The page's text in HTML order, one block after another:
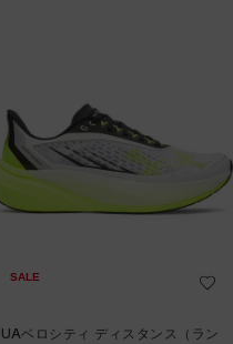
SALE
UAベロシティ ディスタンス（ラン